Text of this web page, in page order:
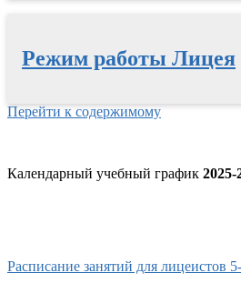
Режим работы Лицея
Перейти к содержимому
Календарный учебный график 2025-
Расписание занятий для лицеистов